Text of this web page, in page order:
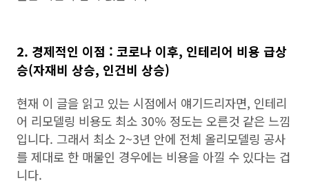
2. 경제적인 이점 : 코로나 이후, 인테리어 비용 급상
승(자재비 상승, 인건비 상승)
현재 이 글을 읽고 있는 시점에서 얘기드리자면, 인테리
어 리모델링 비용도 최소 30% 정도는 오른것 같은 느낌
입니다. 그래서 최소 2~3년 안에 전체 올리모델링 공사
를 제대로 한 매물인 경우에는 비용을 아낄 수 있다는 겁
니다.